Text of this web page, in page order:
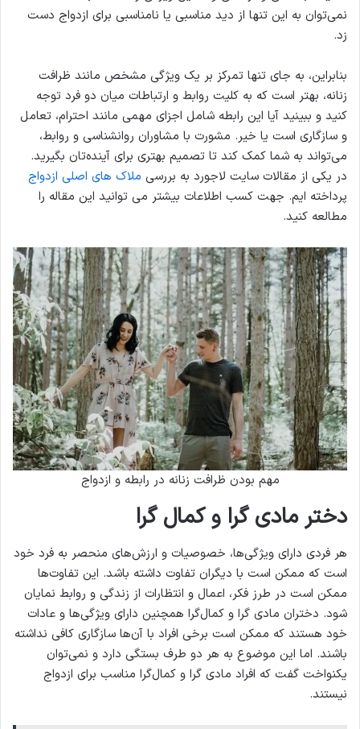
نمی‌توان به این تنها از دید مناسبی یا نامناسبی برای ازدواج دست
زد.
بنابراین، به جای تنها تمرکز بر یک ویژگی مشخص مانند ظرافت
زنانه، بهتر است که به کلیت روابط و ارتباطات میان دو فرد توجه
کنید و ببینید آیا این رابطه شامل اجزای مهمی مانند احترام، تعامل
و سازگاری است یا خیر. مشورت با مشاوران روانشناسی و روابط،
می‌تواند به شما کمک کند تا تصمیم بهتری برای آینده‌تان بگیرید.
در یکی از مقالات سایت لاجورد به بررسی ملاک های اصلی ازدواج
پرداخته ایم. جهت کسب اطلاعات بیشتر می توانید این مقاله را
مطالعه کنید.
مهم بودن ظرافت زنانه در رابطه و ازدواج
دختر مادی گرا و کمال گرا
هر فردی دارای ویژگی‌ها، خصوصیات و ارزش‌های منحصر به فرد خود
است که ممکن است با دیگران تفاوت داشته باشد. این تفاوت‌ها
ممکن است در طرز فکر، اعمال و انتظارات از زندگی و روابط نمایان
شود. دختران مادی گرا و کمال‌گرا همچنین دارای ویژگی‌ها و عادات
خود هستند که ممکن است برخی افراد با آن‌ها سازگاری کافی نداشته
باشند. اما این موضوع به هر دو طرف بستگی دارد و نمی‌توان
یکنواخت گفت که افراد مادی گرا و کمال‌گرا مناسب برای ازدواج
نیستند.